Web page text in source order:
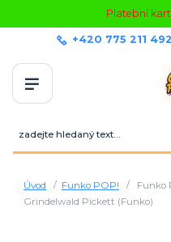
Platební
+420 775 211 492
Úvod Funko POP!
Funko
Grindelwald Pickett (Funko)